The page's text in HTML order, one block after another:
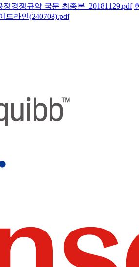
경쟁규약 국문 최종본_20181129.pdf
드라인(240708).pdf